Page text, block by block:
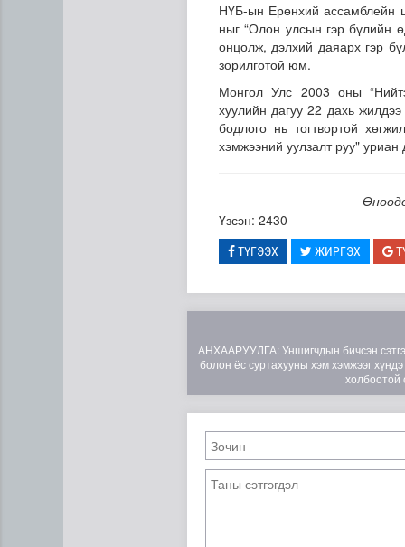
“Нүүрс пиролизийн
НҮБ-ын Ерөнхий ассамблейн
ныг “Олон улсын гэр бүлийн
онцолж, дэлхий даяарх гэр
зорилготой юм.
Монгол Улс 2003 оны
хуулийн дагуу 22 дахь
бодлого нь тогтвортой
хэмжээний уулзалт руу"
Үзсэн: 2430
ТҮГЭЭХ ЖИРГЭХ
АНХААРУУЛГА: Уншигчдын бичсэн
болон ёс суртахууны хэм хэмжээг
холбоотой